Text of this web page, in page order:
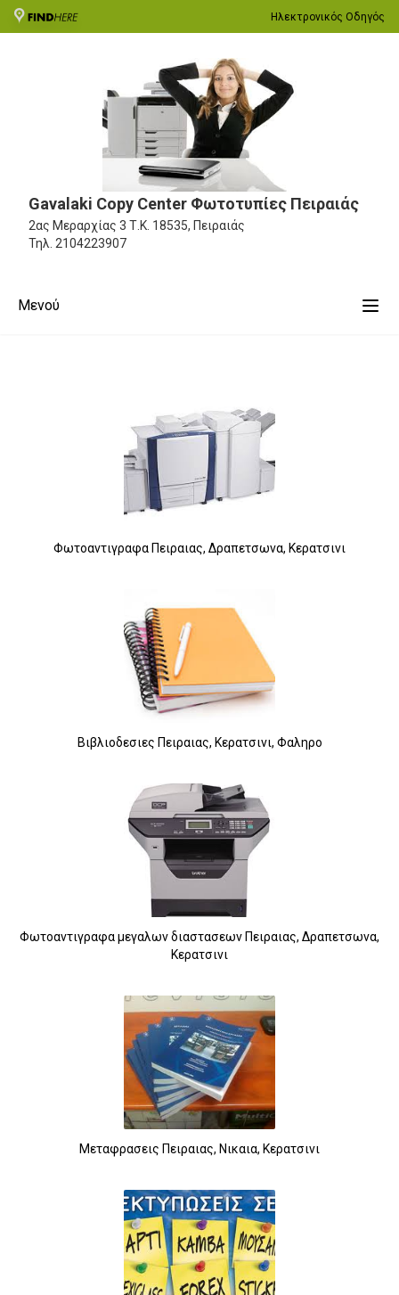
Ηλεκτρονικός Οδηγός
Gavalaki Copy Center Φωτοτυπίες Πειραιάς
2ας Μεραρχίας 3 Τ.Κ. 18535, Πειραιάς
Τηλ. 2104223907
Μενού
Φωτοαντιγραφα Πειραιας, Δραπετσωνα, Κερατσινι
Βιβλιοδεσιες Πειραιας, Κερατσινι, Φαληρο
Φωτοαντιγραφα μεγαλων διαστασεων Πειραιας, Δραπετσωνα,
Κερατσινι
Μεταφρασεις Πειραιας, Νικαια, Κερατσινι